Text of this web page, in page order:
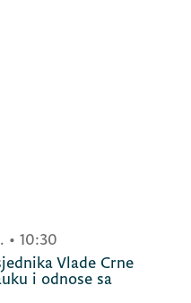
• 10:30
Vlade Crne
i odnose sa